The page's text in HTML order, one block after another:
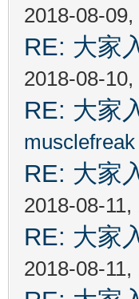
2018-08-
RE: 大家
2018-08-
RE: 大家
musclefreak
RE: 大家
2018-08-11,
RE: 大家
2018-08-11,